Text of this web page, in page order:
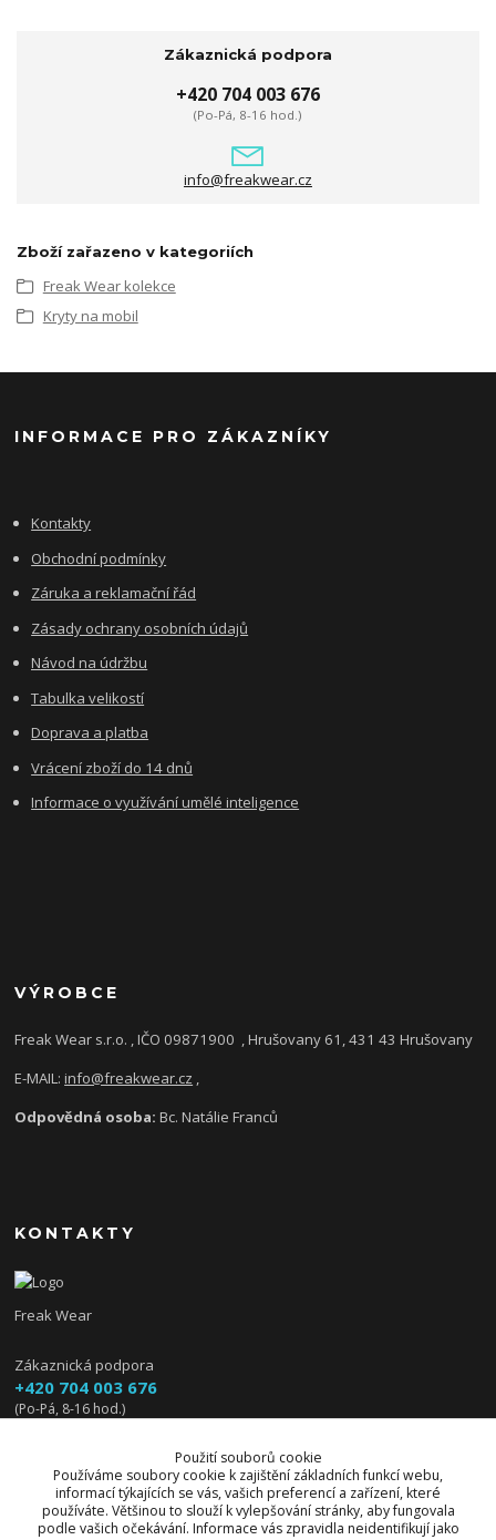
Zákaznická podpora
+420 704 003 676
(Po-Pá, 8-16 hod.)
info@freakwear.cz
Zboží zařazeno v kategoriích
Freak Wear kolekce
Kryty na mobil
INFORMACE PRO ZÁKAZNÍKY
Kontakty
Obchodní podmínky
Záruka a reklamační řád
Zásady ochrany osobních údajů
Návod na údržbu
Tabulka velikostí
Doprava a platba
Vrácení zboží do 14 dnů
Informace o využívání umělé inteligence
VÝROBCE
Freak Wear s.r.o. , IČO 09871900 , Hrušovany 61, 431 43 Hrušovany
E-MAIL:info@freakwear.cz ,
Odpovědná osoba:Bc. Natálie Franců
KONTAKTY
Freak Wear
Zákaznická podpora
+420 704 003 676
(Po-Pá, 8-16 hod.)
info@freakwear.czPoužití souborů cookie
Používáme soubory cookie k zajištění základních funkcí webu,
informací týkajících se vás, vašich preferencí a zařízení, které
používáte. Většinou to slouží k vylepšování stránky, aby fungovala
podle vašich očekávání. Informace vás zpravidla neidentifikují jako